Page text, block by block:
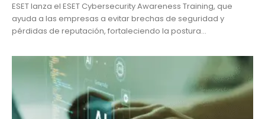
ESET lanza el ESET Cybersecurity Awareness Training, que
ayuda a las empresas a evitar brechas de seguridad y
pérdidas de reputación, fortaleciendo la postura...